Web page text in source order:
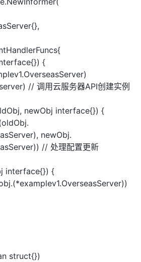
{
// 调用云服务器API创建实例
newObj interface{}) {
newObj.
// 处理配置更新
interface{}) {
struct{})